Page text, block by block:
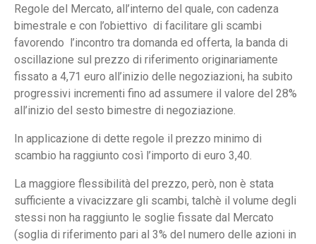
Regole del Mercato, all’interno del quale, con cadenza
bimestrale e con l’obiettivo di facilitare gli scambi
favorendo l’incontro tra domanda ed offerta, la banda di
oscillazione sul prezzo di riferimento originariamente
fissato a 4,71 euro all’inizio delle negoziazioni, ha subito
progressivi incrementi fino ad assumere il valore del 28%
all’inizio del sesto bimestre di negoziazione.
In applicazione di dette regole il prezzo minimo di
scambio ha raggiunto così l’importo di euro 3,40.
La maggiore flessibilità del prezzo, però, non è stata
sufficiente a vivacizzare gli scambi, talchè il volume degli
stessi non ha raggiunto le soglie fissate dal Mercato
(soglia di riferimento pari al 3% del numero delle azioni in